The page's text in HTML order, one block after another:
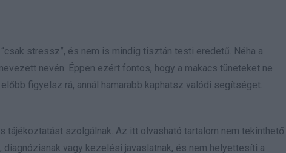
stressz”, és nem is mindig tisztán testi eredetű. Néha a
nevén. Éppen ezért fontos, hogy a makacs tüneteket ne
figyelsz rá, annál hamarabb kaphatsz valódi segítséget.
szolgálnak. Az itt olvasható tartalom nem tekinthető
vagy kezelési javaslatnak, és nem helyettesíti a